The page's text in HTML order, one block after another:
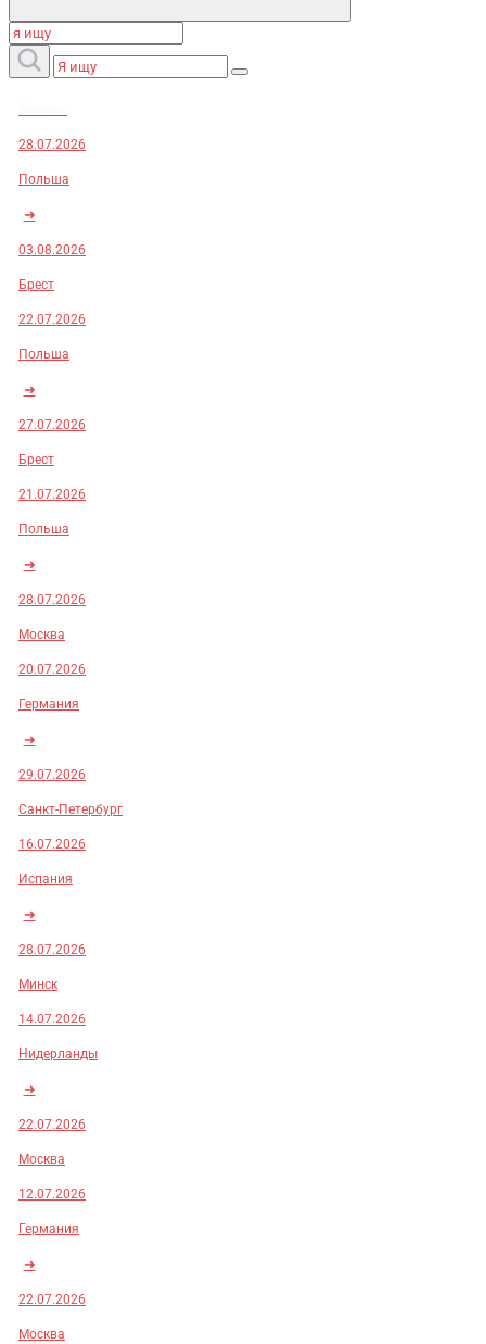
28.07.2026
Польша
➜
03.08.2026
Брест
22.07.2026
Польша
➜
27.07.2026
Брест
21.07.2026
Польша
➜
28.07.2026
Москва
20.07.2026
Германия
➜
29.07.2026
Санкт-Петербург
16.07.2026
Испания
➜
28.07.2026
Минск
14.07.2026
Нидерланды
➜
22.07.2026
Москва
12.07.2026
Германия
➜
22.07.2026
Москва